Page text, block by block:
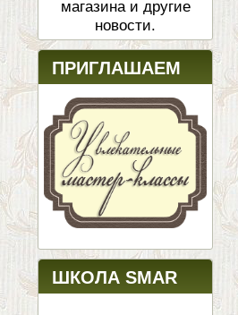
магазина и другие
новости.
ПРИГЛАШАЕМ
ШКОЛА SMAR